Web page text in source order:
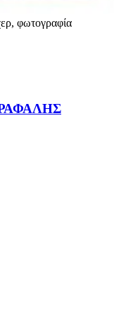
φωτογραφία